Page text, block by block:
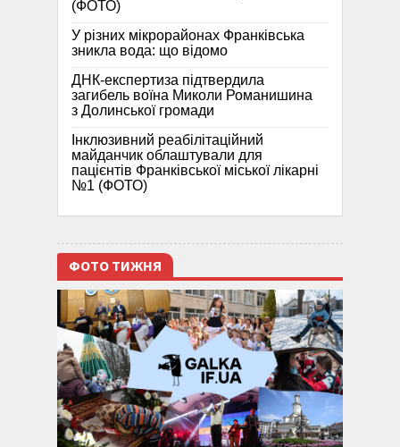
(ФОТО)
У різних мікрорайонах Франківська
зникла вода: що відомо
ДНК-експертиза підтвердила
загибель воїна Миколи Романишина
з Долинської громади
Інклюзивний реабілітаційний
майданчик облаштували для
пацієнтів Франківської міської лікарні
№1 (ФОТО)
ФОТО ТИЖНЯ